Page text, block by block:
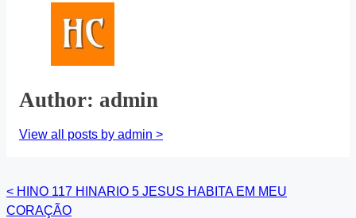
Author: admin
View all posts by admin >
Posts
< HINO 117 HINARIO 5 JESUS HABITA EM MEU
CORAÇÃO